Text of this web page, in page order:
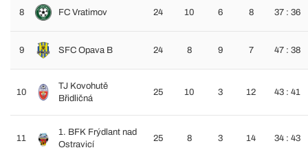
8 FC Vratimov 24 10 6 8 37 : 36
9 SFC Opava B 24 8 9 7 47 : 38
10
TJ Kovohutě
Břidličná
25 10 3 12 43 : 41
11
1. BFK Frýdlant nad
Ostravicí
25 8 3 14 34 : 43